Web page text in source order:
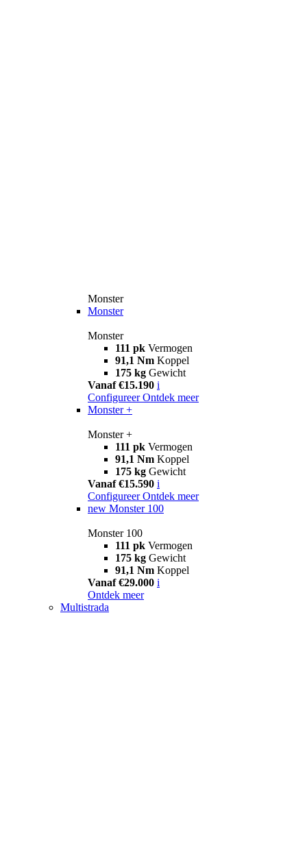
Monster
Monster
Monster
111 pk Vermogen
91,1 Nm Koppel
175 kg Gewicht
Vanaf €15.190 i
Configureer Ontdek meer
Monster +
Monster +
111 pk Vermogen
91,1 Nm Koppel
175 kg Gewicht
Vanaf €15.590 i
Configureer Ontdek meer
new Monster 100
Monster 100
111 pk Vermogen
175 kg Gewicht
91,1 Nm Koppel
Vanaf €29.000 i
Ontdek meer
Multistrada